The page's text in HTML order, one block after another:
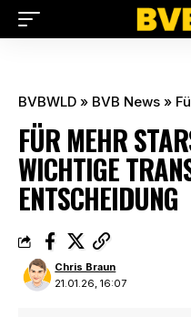
BVBWLD » BVB News » Für
FÜR MEHR
WICHTIGE
ENTSCHEIDUNG
21.01.26, 16:07
Chris Braun